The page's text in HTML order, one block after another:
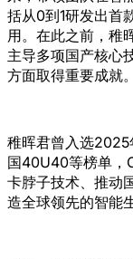
括从0到1研发出首
用。在此之前，稚
主导多项国产核心
方面取得重要成就。
稚晖君曾入选
国40U40等榜单，
卡脖子技术、推动
造全球领先的智能